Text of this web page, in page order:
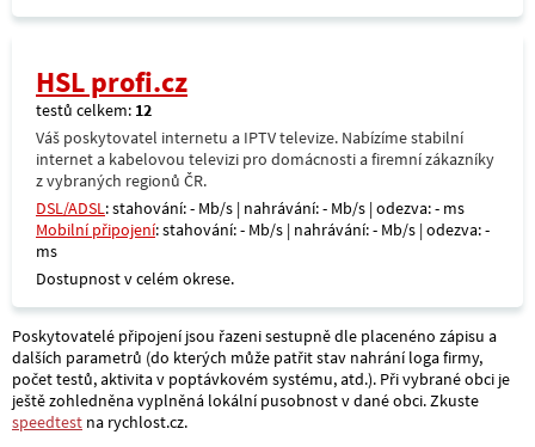
HSL profi.cz
testů celkem: 12
Váš poskytovatel internetu a IPTV televize. Nabízíme stabilní
internet a kabelovou televizi pro domácnosti a firemní zákazníky
z vybraných regionů ČR.
DSL/ADSL: stahování: - Mb/s | nahrávání: - Mb/s | odezva: - ms
Mobilní připojení: stahování: - Mb/s | nahrávání: - Mb/s | odezva: -
ms
Dostupnost v celém okrese.
Poskytovatelé připojení jsou řazeni sestupně dle placenéno zápisu a
dalších parametrů (do kterých může patřit stav nahrání loga firmy,
počet testů, aktivita v poptávkovém systému, atd.). Při vybrané obci je
ještě zohledněna vyplněná lokální pusobnost v dané obci. Zkuste
speedtest na rychlost.cz.